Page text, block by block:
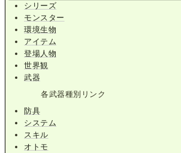
シリーズ
モンスター
環境生物
アイテム
登場人物
世界観
武器
各武器種別リンク
防具
システム
スキル
オトモ